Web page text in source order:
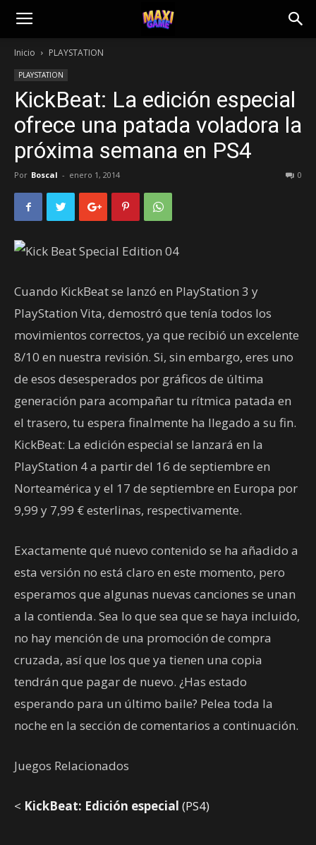
Inicio PLAYSTATION
PLAYSTATION
KickBeat: La edición especial
ofrece una patada voladora la
próxima semana en PS4
Por Boscal - enero 1, 2014 0
Cuando KickBeat se lanzó en PlayStation 3 y
PlayStation Vita, demostró que tenía todos los
movimientos correctos, ya que recibió un excelente
8/10 en nuestra revisión. Si, sin embargo, eres uno
de esos desesperados por gráficos de última
generación para acompañar tu rítmica patada en
el trasero, tu espera finalmente ha llegado a su fin.
KickBeat: La edición especial se lanzará en la
PlayStation 4 a partir del 16 de septiembre en
Norteamérica y el 17 de septiembre en Europa por
9,99 y 7,99 € esterlinas, respectivamente.
Exactamente qué nuevo contenido se ha añadido a
esta versión no está claro en este momento, pero
esperamos que algunas nuevas canciones se unan
a la contienda. Sea lo que sea que se haya incluido,
no hay mención de una promoción de compra
cruzada, así que los que ya tienen una copia
tendrán que pagar de nuevo. ¿Has estado
esperando para un último baile? Pelea toda la
noche en la sección de comentarios a continuación.
Juegos Relacionados
< KickBeat: Edición especial (PS4)